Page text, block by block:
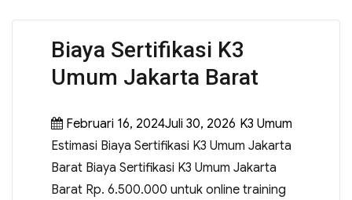
Biaya Sertifikasi K3
Umum Jakarta Barat
Februari 16, 2024Juli 30, 2026 K3 Umum
Estimasi Biaya Sertifikasi K3 Umum Jakarta
Barat Biaya Sertifikasi K3 Umum Jakarta
Barat Rp. 6.500.000 untuk online training